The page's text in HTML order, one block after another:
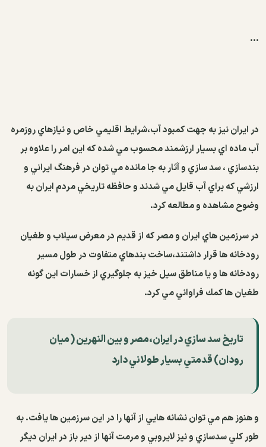
...
در ايران نيز به جهت كمبود آب،‌شرايط اقليمي خاص و نيازهاي روزمره
آب ماده اي بسيار ارزشمند محسوب مي شده كه اين امر را علاوه بر
بندسازي ، سد سازي و آثار به جا مانده مي توان در فرهنگ ايراني و
ارزشي كه براي آب قايل مي شدند و حافظه تاريخي مردم ايران به
وضوح مشاهده و مطالعه كرد.
در سرزمين هاي ايران و مصر كه از قديم در معرض سيلاب و طغيان
رودخانه ها قرار داشتند‌،ساخت بندهاي متفاوت در طول مسير
رودخانه ها و يا مناطق سيل خيز به جلوگيري از خسارات اين گونه
طغيان ها كمك فراواني مي كرد.
تاريخ سد سازي در ايران‌،مصر و بين النهرين ( ميان
رودان) قدمتي بسيار طولاني دارد
و هنوز هم مي توان نشانه هايي از آنها را در اين سرزمين ها يافت. به
طور كلي سدسازي و نيز لايروبي و مرمت آنها از دير باز در ايران ديگر